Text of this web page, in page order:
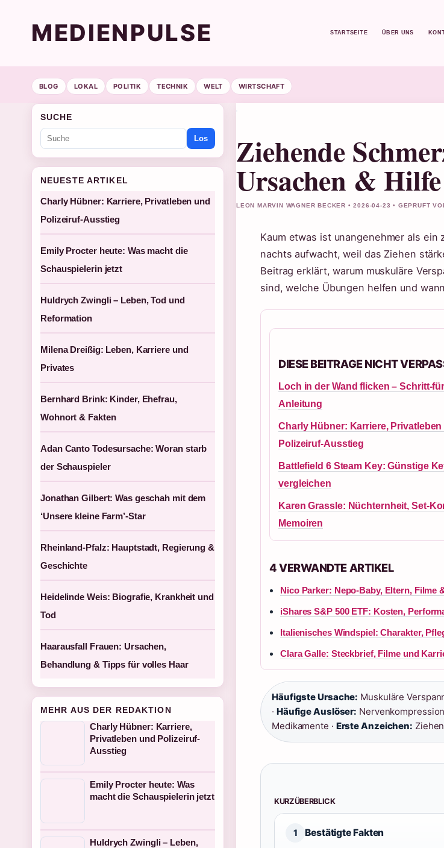
MEDIENPULSE STARTSEITE ÜBER UNS
BLOG LOKAL POLITIK TECHNIK WELT WIRTSCHAFT
Ziehende
Ursachen & Hilfe
LEON MARVIN WAGNER BECKER • 2026-04-23 • GEPRUFT
Kaum etwas ist unangenehmer als ein
nachts aufwacht, weil das Ziehen
Beitrag erklärt, warum muskuläre
sind, welche Übungen helfen und
DIESE BEITRAGE NICHT
Loch in der Wand flicken – Schritt-
Anleitung
Charly Hübner: Karriere, Privatleben
Polizeiruf-Ausstieg
Battlefield 6 Steam Key: Günstige
vergleichen
Karen Grassle: Nüchternheit, Set-
Memoiren
4 VERWANDTE ARTIKEL
Nico Parker: Nepo-Baby, Eltern, Filme
iShares S&P 500 ETF: Kosten,
Italienisches Windspiel: Charakter,
Clara Galle: Steckbrief, Filme und
Häufigste Ursache: Muskuläre
· Häufige Auslöser:
Medikamente · Erste Anzeichen:
KURZÜBERBLICK
1 Bestätigte Fakten
SUCHE
Los
NEUESTE ARTIKEL
Charly Hübner: Karriere, Privatleben und
Polizeiruf-Ausstieg
Emily Procter heute: Was macht die
Schauspielerin jetzt
Huldrych Zwingli – Leben, Tod und
Reformation
Milena Dreißig: Leben, Karriere und
Privates
Bernhard Brink: Kinder, Ehefrau,
Wohnort & Fakten
Adan Canto Todesursache: Woran starb
der Schauspieler
Jonathan Gilbert: Was geschah mit dem
‘Unsere kleine Farm’-Star
Rheinland-Pfalz: Hauptstadt, Regierung &
Geschichte
Heidelinde Weis: Biografie, Krankheit und
Tod
Haarausfall Frauen: Ursachen,
Behandlung & Tipps für volles Haar
MEHR AUS DER REDAKTION
Charly Hübner: Karriere,
Privatleben und Polizeiruf-
Ausstieg
Emily Procter heute: Was
macht die Schauspielerin jetzt
Huldrych Zwingli – Leben,